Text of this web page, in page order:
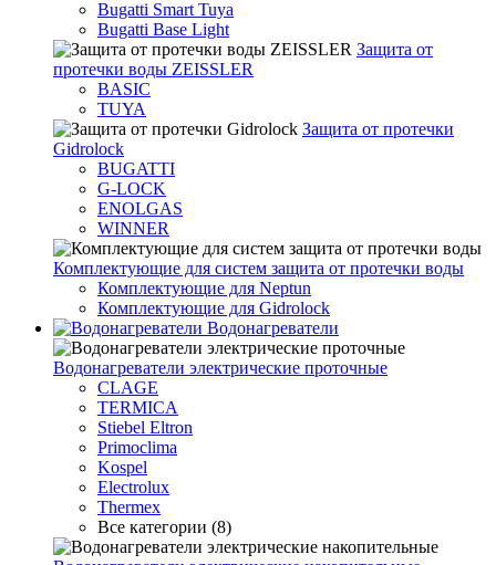
Bugatti Smart Tuya
Bugatti Base Light
Защита от
протечки воды ZEISSLER
BASIC
TUYA
Защита от протечки
Gidrolock
BUGATTI
G-LOCK
ENOLGAS
WINNER
Комплектующие для систем защита от протечки воды
Комплектующие для Neptun
Комплектующие для Gidrolock
Водонагреватели
Водонагреватeли электрические проточные
CLAGE
TERMICA
Stiebel Eltron
Primoclima
Kospel
Electrolux
Thermex
Все категории (8)